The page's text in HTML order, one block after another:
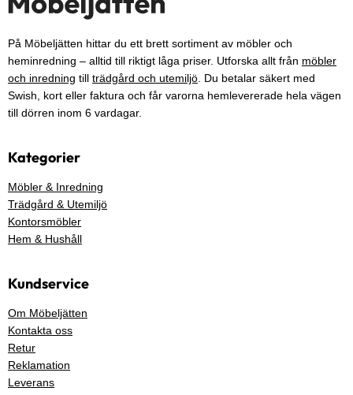
På Möbeljätten hittar du ett brett sortiment av möbler och
heminredning – alltid till riktigt låga priser. Utforska allt från möbler
och inredning till trädgård och utemiljö . Du betalar säkert med
Swish, kort eller faktura och får varorna hemlevererade hela vägen
till dörren inom 6 vardagar.
Kategorier
Möbler & Inredning
Trädgård & Utemiljö
Kontorsmöbler
Hem & Hushåll
Kundservice
Om Möbeljätten
Kontakta oss
Retur
Reklamation
Leverans